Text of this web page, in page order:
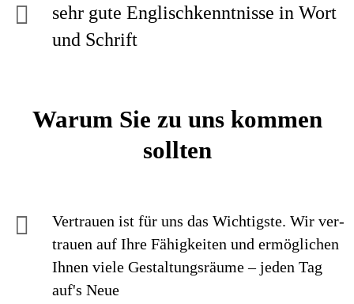
sehr gute Englischkenntnisse in Wort
und Schrift
Warum Sie zu uns kommen
sollten
Vertrauen ist für uns das Wichtigste. Wir ver­
trauen auf Ihre Fähig­keiten und ermög­lichen
Ihnen viele Gestaltungs­räume – jeden Tag
auf's Neue